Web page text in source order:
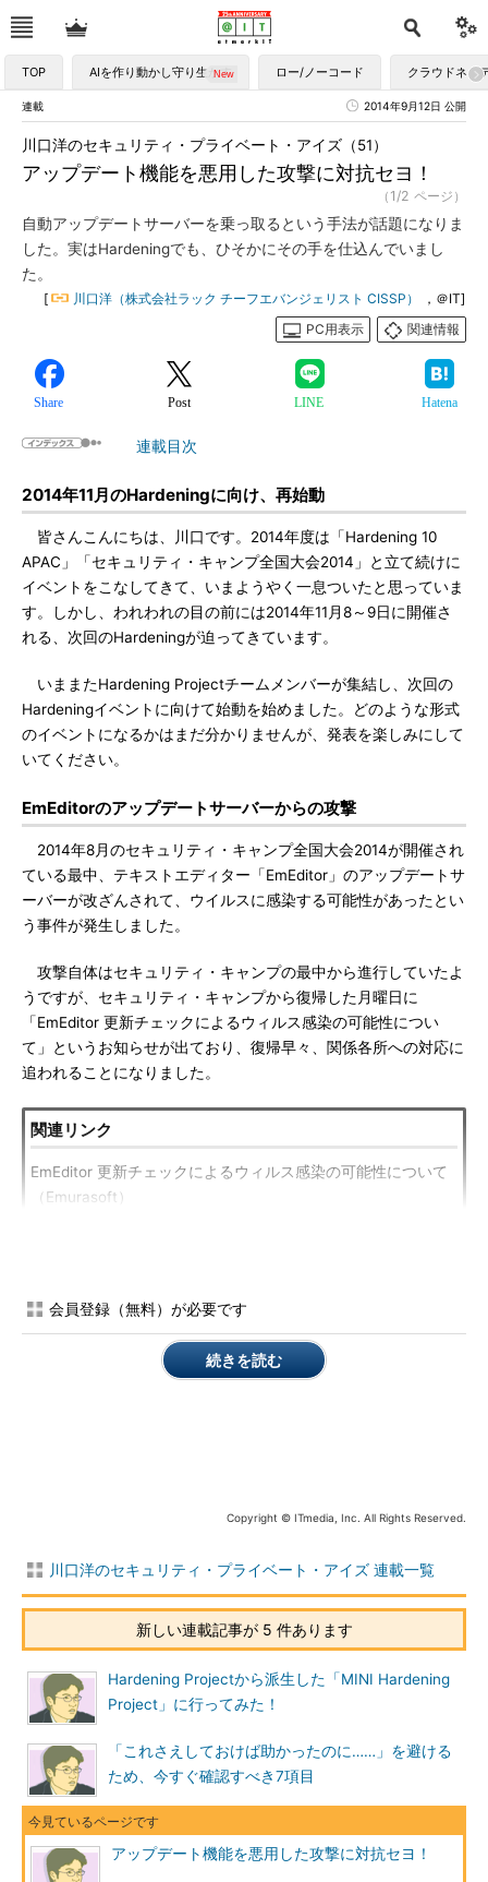
TOP AIを作り動かし守り生かす ロー/ノーコード クラウドネイ
連載 2014年9月12日 公開
アップデート機能を悪用した攻撃に対抗セヨ！
川口洋のセキュリティ・プライベート・アイズ（51）
（1/2 ページ）
自動アップデートサーバーを乗っ取るという手法が話題になりま
した。実はHardeningでも、ひそかにその手を仕込んでいまし
た。
[ 川口洋（株式会社ラック チーフエバンジェリスト CISSP）
，＠IT]
PC用表示
関連情報
Share Post LINE Hatena
連載目次
2014年11月のHardeningに向け、再始動
皆さんこんにちは、川口です。2014年度は「Hardening 10
APAC」「セキュリティ・キャンプ全国大会2014」と立て続けに
イベントをこなしてきて、いまようやく一息ついたと思っていま
す。しかし、われわれの目の前には2014年11月8～9日に開催さ
れる、次回のHardeningが迫ってきています。
いままたHardening Projectチームメンバーが集結し、次回の
Hardeningイベントに向けて始動を始めました。どのような形式
のイベントになるかはまだ分かりませんが、発表を楽しみにして
いてください。
EmEditorのアップデートサーバーからの攻撃
2014年8月のセキュリティ・キャンプ全国大会2014が開催され
ている最中、テキストエディター「EmEditor」のアップデートサ
ーバーが改ざんされて、ウイルスに感染する可能性があったとい
う事件が発生しました。
攻撃自体はセキュリティ・キャンプの最中から進行していたよ
うですが、セキュリティ・キャンプから復帰した月曜日に
「EmEditor 更新チェックによるウィルス感染の可能性につい
て」というお知らせが出ており、復帰早々、関係各所への対応に
追われることになりました。
関連リンク
EmEditor 更新チェックによるウィルス感染の可能性について
（Emurasoft）
ルスに感染する危険性があったようです。EmEditorのサイトで対
象となっていたIPアドレスが公開されていますので、自分のネッ
らウイルスが配布されるような攻撃は本当に頭が痛い問題です。
責任はありますが、いまさら悪い点をあげつらっても仕方ないの
で、対応の良かった点を三点、書いておきたいと思います。
まずは、攻撃対象となっている組織へのケアを意識している点
です。今回の攻撃は「.htaccess」ファイルが置かれて、特定の
IPアドレスからのアクセスにウイルスを感染させようとしていた
可能性があります。その「特定のIPアドレス」のユーザーが、自
分のことであると分かるように告知をしている点は評価できま
す。攻撃対象となった組織が、それ以外の人にも分かってしまう
という点は課題として残りますが、セキュリティ専門家でもない
限り、インシデント対応の最中にそこまでは気が回らないと思う
ので、仕方がないことだと思っています。
会員登録（無料）が必要です
続きを読む
Copyright © ITmedia, Inc. All Rights Reserved.
川口洋のセキュリティ・プライベート・アイズ 連載一覧
新しい連載記事が 5 件あります
Hardening Projectから派生した「MINI Hardening
Project」に行ってみた！
「これさえしておけば助かったのに……」を避ける
ため、今すぐ確認すべき7項目
アップデート機能を悪用した攻撃に対抗セヨ！